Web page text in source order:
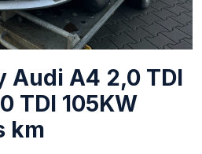
Audi A4 2,0 TDI
TDI 105KW
km